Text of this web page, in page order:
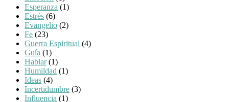
Esperanza (1)
Estrés (6)
Evangelio (2)
Fe (23)
Guerra Espiritual (4)
Guía (1)
Hablar(1)
Humildad (1)
Ideas (4)
Incertidumbre (3)
Influencia (1)